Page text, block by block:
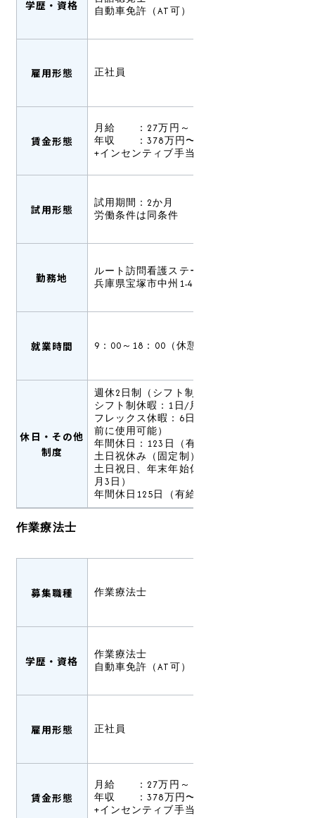
学歴・資格
自動車免許（AT可）
雇用形態 正社員
賃金形態
月給 ：27万円～
年収 ：378万円〜（賞与込み）
+インセンティブ手当有あり
試用形態
試用期間：2か月
労働条件は同条件
勤務地
ルート訪問看護ステーション宝塚
兵庫県宝塚市中州1-4-23-101
就業時間 9：00～18：00（休憩60分）
休日・その他
制度
週休2日制（シフト制）
シフト制休暇：1日/月
フレックス休暇：6日/年（有給休暇発生
前に使用可能）
年間休日：123日（有給休暇は別途支給）
土日祝休み（固定制）
土日祝日、年末年始休暇（12月30日～1
月3日）
年間休日125日（有給休暇は別途支給）
作業療法士
募集職種 作業療法士
学歴・資格
作業療法士
自動車免許（AT可）
雇用形態 正社員
賃金形態
月給 ：27万円～
年収 ：378万円〜（賞与込み）
+インセンティブ手当有あり